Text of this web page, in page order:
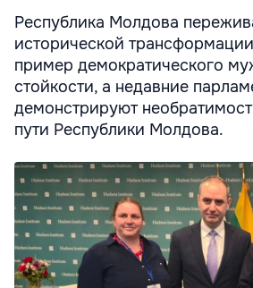
Республика Молдова
исторической
пример демократического
стойкости, а недавние
демонстрируют
пути Республики Молдова.